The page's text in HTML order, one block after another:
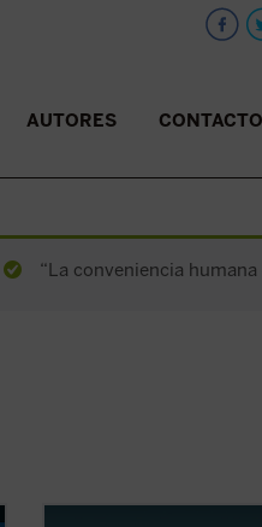
AUTORES CONTACTO
“La conveniencia